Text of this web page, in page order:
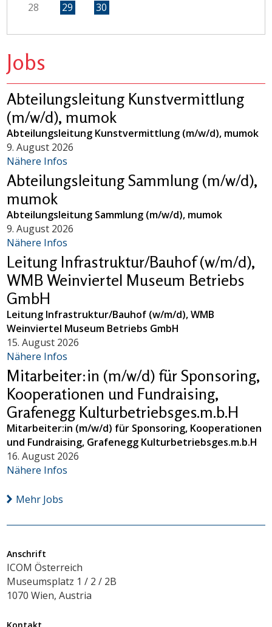
28
29 30
Jobs
Abteilungsleitung Kunstvermittlung
(m/w/d), mumok
Abteilungsleitung Kunstvermittlung (m/w/d), mumok
9. August 2026
Nähere Infos
Abteilungsleitung Sammlung (m/w/d),
mumok
Abteilungsleitung Sammlung (m/w/d), mumok
9. August 2026
Nähere Infos
Leitung Infrastruktur/Bauhof (w/m/d),
WMB Weinviertel Museum Betriebs
GmbH
Leitung Infrastruktur/Bauhof (w/m/d), WMB
Weinviertel Museum Betriebs GmbH
15. August 2026
Nähere Infos
Mitarbeiter:in (m/w/d) für Sponsoring,
Kooperationen und Fundraising,
Grafenegg Kulturbetriebsges.m.b.H
Mitarbeiter:in (m/w/d) für Sponsoring, Kooperationen
und Fundraising, Grafenegg Kulturbetriebsges.m.b.H
16. August 2026
Nähere Infos
Mehr Jobs
Anschrift
ICOM Österreich
Museumsplatz 1 / 2 / 2B
1070 Wien, Austria